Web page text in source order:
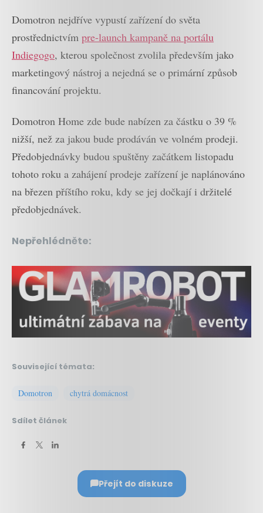
Domotron nejdříve vypustí zařízení do světa
prostřednictvím pre-launch kampaně na portálu
Indiegogo, kterou společnost zvolila především jako
marketingový nástroj a nejedná se o primární způsob
financování projektu.
Domotron Home zde bude nabízen za částku o 39 %
nižší, než za jakou bude prodáván ve volném prodeji.
Předobjednávky budou spuštěny začátkem listopadu
tohoto roku a zahájení prodeje zařízení je naplánováno
na březen příštího roku, kdy se jej dočkají i držitelé
předobjednávek.
Nepřehlédněte:
Související témata:
Domotron chytrá domácnost
Sdílet článek
Přejít do diskuze